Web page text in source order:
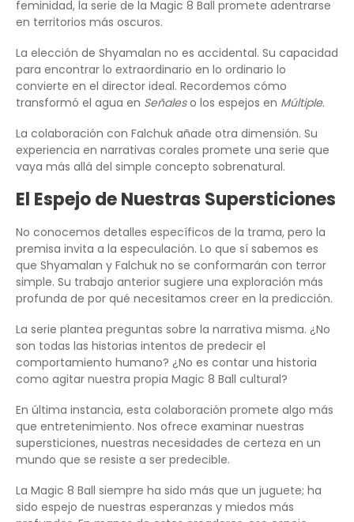
feminidad, la serie de la Magic 8 Ball promete adentrarse
en territorios más oscuros.
La elección de Shyamalan no es accidental. Su capacidad
para encontrar lo extraordinario en lo ordinario lo
convierte en el director ideal. Recordemos cómo
transformó el agua en Señaleso los espejos en Múltiple.
La colaboración con Falchuk añade otra dimensión. Su
experiencia en narrativas corales promete una serie que
vaya más allá del simple concepto sobrenatural.
El Espejo de Nuestras Supersticiones
No conocemos detalles específicos de la trama, pero la
premisa invita a la especulación. Lo que sí sabemos es
que Shyamalan y Falchuk no se conformarán con terror
simple. Su trabajo anterior sugiere una exploración más
profunda de por qué necesitamos creer en la predicción.
La serie plantea preguntas sobre la narrativa misma. ¿No
son todas las historias intentos de predecir el
comportamiento humano? ¿No es contar una historia
como agitar nuestra propia Magic 8 Ball cultural?
En última instancia, esta colaboración promete algo más
que entretenimiento. Nos ofrece examinar nuestras
supersticiones, nuestras necesidades de certeza en un
mundo que se resiste a ser predecible.
La Magic 8 Ball siempre ha sido más que un juguete; ha
sido espejo de nuestras esperanzas y miedos más